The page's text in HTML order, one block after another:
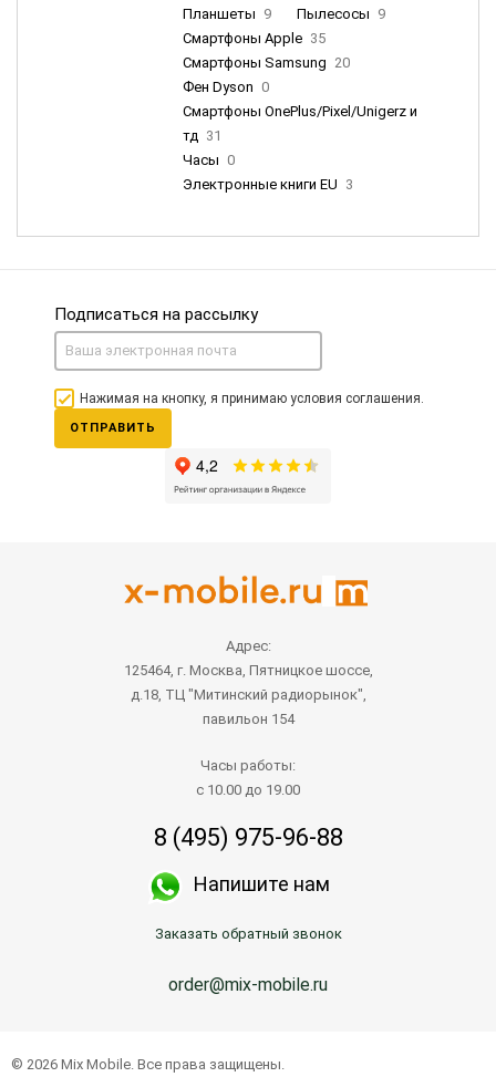
Планшеты 9 Пылесосы 9
Смартфоны Apple 35
Смартфоны Samsung 20
Фен Dyson 0
Смартфоны OnePlus/Pixel/Unigerz и
тд 31
Часы 0
Электронные книги EU 3
Подписаться на рассылку
Нажимая на кнопку, я принимаю условия соглашения.
ОТПРАВИТЬ
Адрес:
125464, г. Москва, Пятницкое шоссе,
д.18, ТЦ "Митинский радиорынок",
павильон 154
Часы работы:
с 10.00 до 19.00
8 (495) 975-96-88
Напишите нам
Заказать обратный звонок
order@mix-mobile.ru
© 2026 Mix Mobile. Все права защищены.